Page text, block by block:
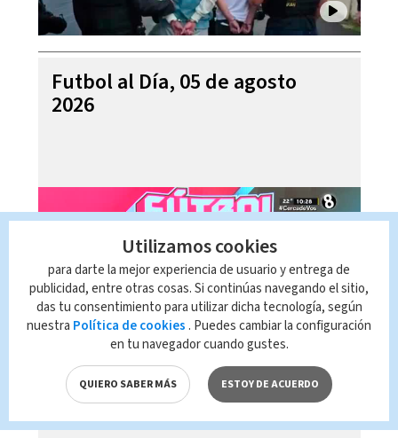
Futbol al Día, 05 de agosto
2026
Telediario Internacional con
Alejandro Ramírez, 06 de
agosto 2026
Utilizamos cookies
para darte la mejor experiencia de usuario y entrega de
publicidad, entre otras cosas. Si continúas navegando el sitio,
das tu consentimiento para utilizar dicha tecnología, según
nuestra Política de cookies . Puedes cambiar la configuración
en tu navegador cuando gustes.
QUIERO SABER MÁS ESTOY DE ACUERDO